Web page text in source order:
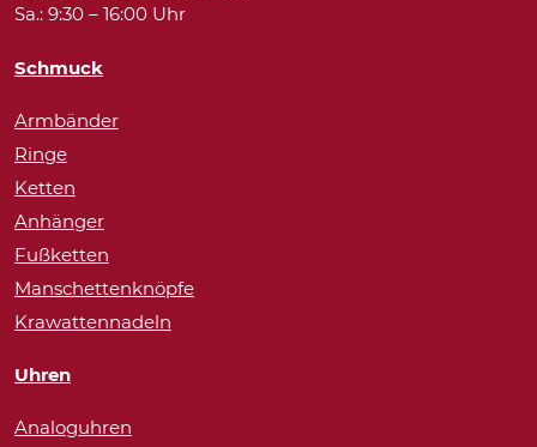
Sa.: 9:30 – 16:00 Uhr
Schmuck
Armbänder
Ringe
Ketten
Anhänger
Fußketten
Manschettenknöpfe
Krawattennadeln
Uhren
Analoguhren